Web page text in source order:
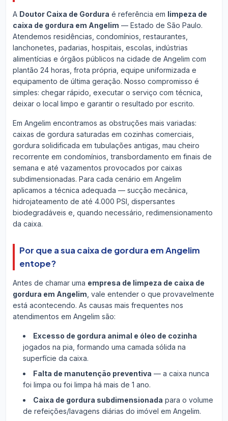
A Doutor Caixa de Gordura é referência em limpeza de
caixa de gordura em Angelim — Estado de São Paulo.
Atendemos residências, condomínios, restaurantes,
lanchonetes, padarias, hospitais, escolas, indústrias
alimentícias e órgãos públicos na cidade de Angelim com
plantão 24 horas, frota própria, equipe uniformizada e
equipamento de última geração. Nosso compromisso é
simples: chegar rápido, executar o serviço com técnica,
deixar o local limpo e garantir o resultado por escrito.
Em Angelim encontramos as obstruções mais variadas:
caixas de gordura saturadas em cozinhas comerciais,
gordura solidificada em tubulações antigas, mau cheiro
recorrente em condomínios, transbordamento em finais de
semana e até vazamentos provocados por caixas
subdimensionadas. Para cada cenário em Angelim
aplicamos a técnica adequada — sucção mecânica,
hidrojateamento de até 4.000 PSI, dispersantes
biodegradáveis e, quando necessário, redimensionamento
da caixa.
Por que a sua caixa de gordura em Angelim
entope?
Antes de chamar uma empresa de limpeza de caixa de
gordura em Angelim , vale entender o que provavelmente
está acontecendo. As causas mais frequentes nos
atendimentos em Angelim são:
Excesso de gordura animal e óleo de cozinha
jogados na pia, formando uma camada sólida na
superfície da caixa.
Falta de manutenção preventiva — a caixa nunca
foi limpa ou foi limpa há mais de 1 ano.
Caixa de gordura subdimensionada para o volume
de refeições/lavagens diárias do imóvel em Angelim.